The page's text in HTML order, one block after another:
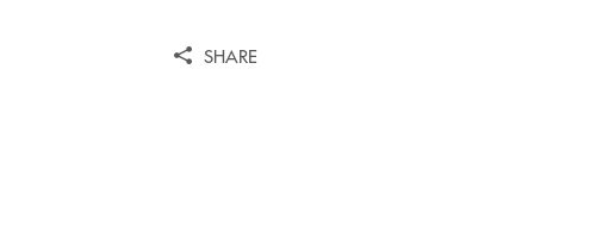
SHARE